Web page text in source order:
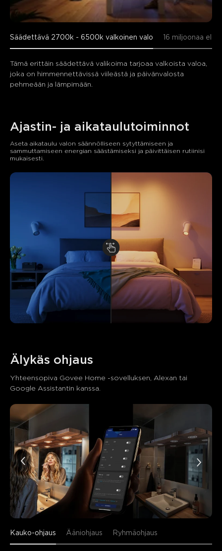
Säädettävä 2700k - 6500k valkoinen valo 16 miljoonaa
Tämä erittäin säädettävä valikoima tarjoaa valkoista valoa,
joka on himmennettävissä viileästä ja päivänvalosta
pehmeään ja lämpimään.
Ajastin- ja aikataulutoiminnot
Aseta aikataulu valon säännölliseen sytyttämiseen ja
sammuttamiseen energian säästämiseksi ja päivittäisen rutiinisi
mukaisesti.
Älykäs ohjaus
Yhteensopiva Govee Home -sovelluksen, Alexan tai
Google Assistantin kanssa.
Kauko-ohjaus Ääniohjaus Ryhmäohjaus